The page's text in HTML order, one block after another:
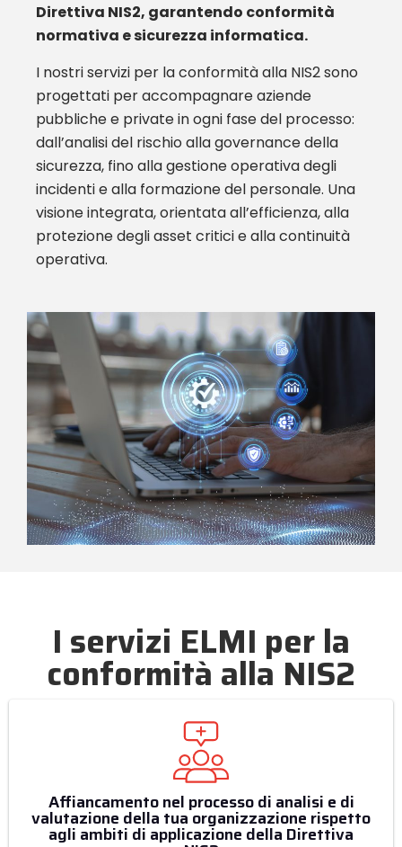
Direttiva NIS2, garantendo conformità
normativa e sicurezza informatica.
I nostri servizi per la conformità alla NIS2 sono
progettati per accompagnare aziende
pubbliche e private in ogni fase del processo:
dall’analisi del rischio alla governance della
sicurezza, fino alla gestione operativa degli
incidenti e alla formazione del personale. Una
visione integrata, orientata all’efficienza, alla
protezione degli asset critici e alla continuità
operativa.
I servizi ELMI per la
conformità alla NIS2
Affiancamento nel processo di analisi e di
valutazione della tua organizzazione rispetto
agli ambiti di applicazione della Direttiva